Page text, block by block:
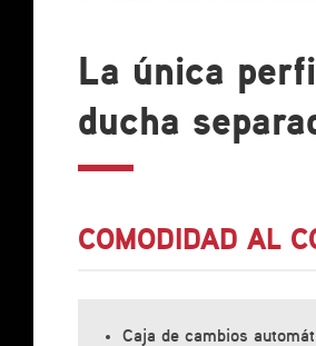
La única
ducha
COMODIDAD AL
Caja de cambios